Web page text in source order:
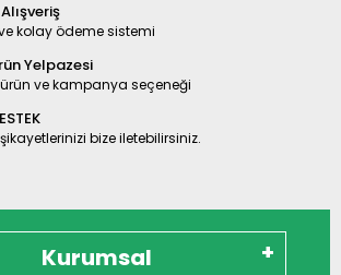
kolay ödeme sistemi
Yelpazesi
ve kampanya seçeneği
bize iletebilirsiniz.
Kurumsal